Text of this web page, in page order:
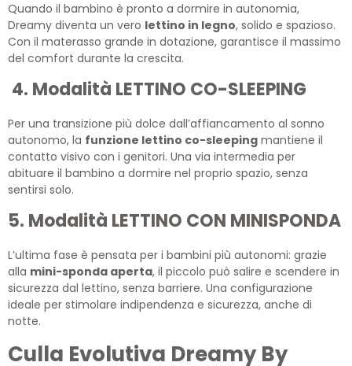
Quando il bambino è pronto a dormire in autonomia,
Dreamy diventa un vero lettino in legno, solido e spazioso.
Con il materasso grande in dotazione, garantisce il massimo
del comfort durante la crescita.
4. Modalità LETTINO CO-SLEEPING
Per una transizione più dolce dall’affiancamento al sonno
autonomo, la funzione lettino co-sleeping mantiene il
contatto visivo con i genitori. Una via intermedia per
abituare il bambino a dormire nel proprio spazio, senza
sentirsi solo.
5. Modalità LETTINO CON MINISPONDA
L’ultima fase è pensata per i bambini più autonomi: grazie
alla mini-sponda aperta, il piccolo può salire e scendere in
sicurezza dal lettino, senza barriere. Una configurazione
ideale per stimolare indipendenza e sicurezza, anche di
notte.
Culla Evolutiva Dreamy By